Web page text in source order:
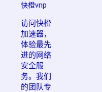
快橙vnp
访问快橙
加速器，
体验最先
进的网络
安全服
务。我们
的团队专